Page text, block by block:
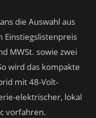
die Auswahl aus
Einstiegslistenpreis
MWSt. sowie zwei
wird das kompakte
mit 48-Volt-
elektrischer, lokal
vorfahren.